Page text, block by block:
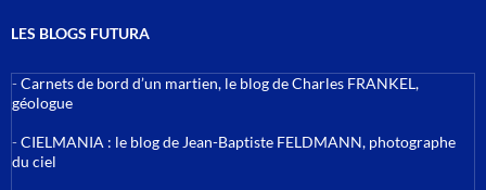
LES BLOGS FUTURA
-Carnets de bord d’un martien, le blog de Charles FRANKEL,
géologue
-CIELMANIA : le blog de Jean-Baptiste FELDMANN, photographe
du ciel